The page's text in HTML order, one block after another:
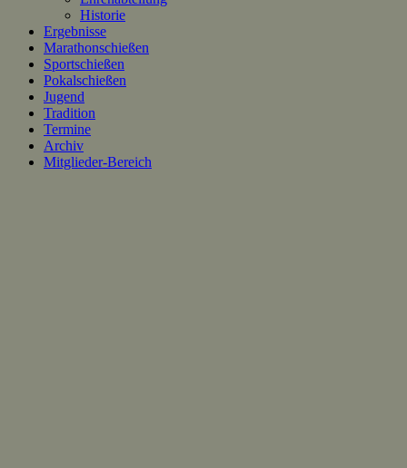
Historie
Ergebnisse
Marathonschießen
Sportschießen
Pokalschießen
Jugend
Tradition
Termine
Archiv
Mitglieder-Bereich